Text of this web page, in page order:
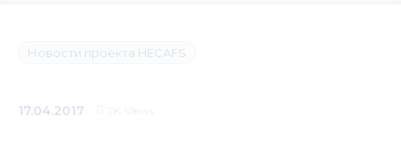
Медиацентр
Инфоресурсы
Новости проекта HECAFS
17.04.2017